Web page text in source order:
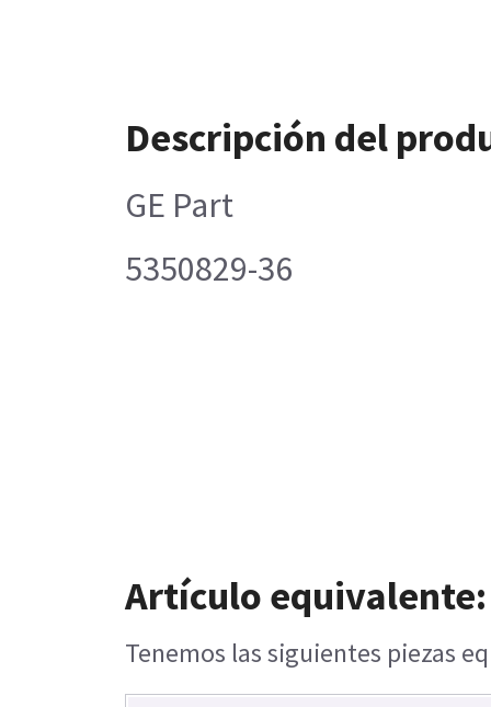
Descripción del
GE Part
5350829-36
Artículo equivalente:
Tenemos las siguientes piezas